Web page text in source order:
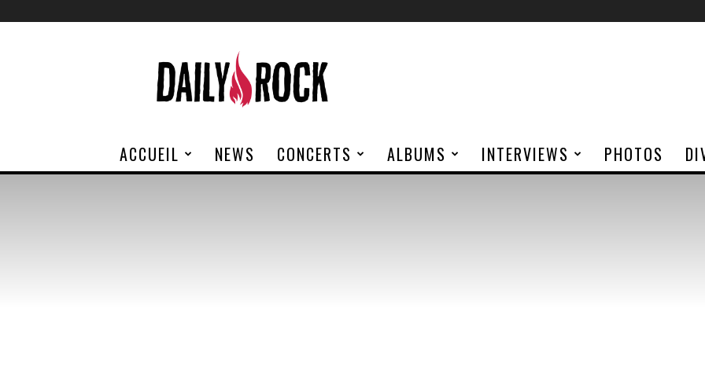
Rock
ACCUEIL NEWS CONCERTS ALBUMS INTERVIEWS PHOTOS